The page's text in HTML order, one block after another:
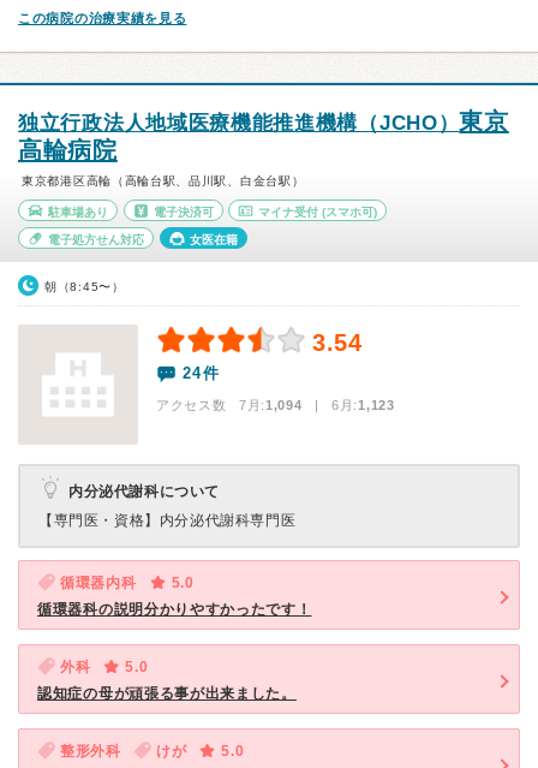
この病院の治療実績を見る
独立行政法人地域医療機能推進機構（JCHO）東京
高輪病院
東京都港区高輪（高輪台駅、品川駅、白金台駅）
駐車場あり 電子決済可 マイナ受付 (スマホ可)
電子処方せん対応 女医在籍
朝（8:45〜）
3.54
24件
アクセス数 7月:1,094 | 6月:1,123
内分泌代謝科について
【専門医・資格】 内分泌代謝科専門医
循環器内科
5.0
循環器科の説明分かりやすかったです！
外科
5.0
認知症の母が頑張る事が出来ました。
整形外科 けが
5.0